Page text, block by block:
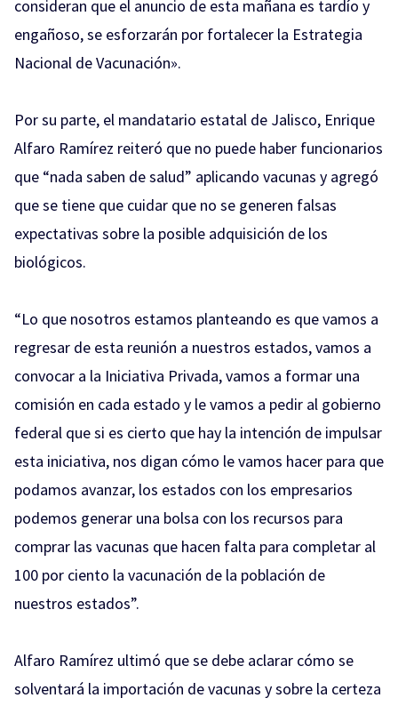
consideran que el anuncio de esta mañana es tardío y
engañoso, se esforzarán por fortalecer la Estrategia
Nacional de Vacunación».
Por su parte, el mandatario estatal de Jalisco, Enrique
Alfaro Ramírez reiteró que no puede haber funcionarios
que “nada saben de salud” aplicando vacunas y agregó
que se tiene que cuidar que no se generen falsas
expectativas sobre la posible adquisición de los
biológicos.
“Lo que nosotros estamos planteando es que vamos a
regresar de esta reunión a nuestros estados, vamos a
convocar a la Iniciativa Privada, vamos a formar una
comisión en cada estado y le vamos a pedir al gobierno
federal que si es cierto que hay la intención de impulsar
esta iniciativa, nos digan cómo le vamos hacer para que
podamos avanzar, los estados con los empresarios
podemos generar una bolsa con los recursos para
comprar las vacunas que hacen falta para completar al
100 por ciento la vacunación de la población de
nuestros estados”.
Alfaro Ramírez ultimó que se debe aclarar cómo se
solventará la importación de vacunas y sobre la certeza